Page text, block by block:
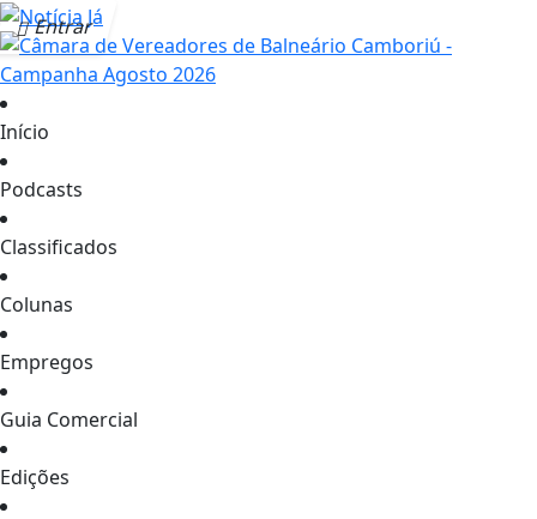
Entrar
Início
Podcasts
Classificados
Colunas
Empregos
Guia Comercial
Edições